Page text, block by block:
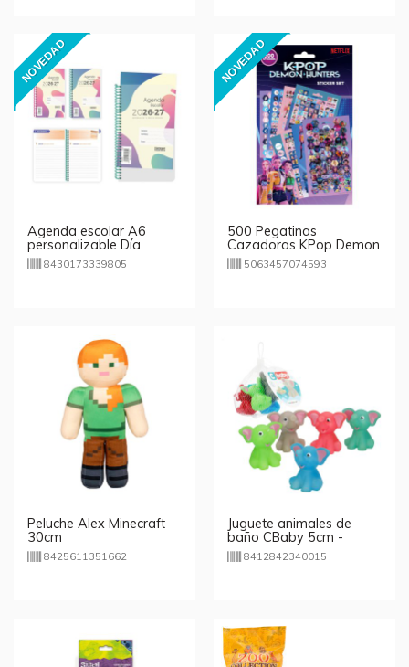
NOVEDAD
Agenda escolar A6
personalizable Día
Página 2026/2027
8430173339805
NOVEDAD
500 Pegatinas
Cazadoras KPop Demon
Hunters
5063457074593
Peluche Alex Minecraft
30cm
8425611351662
Juguete animales de
baño CBaby 5cm -
Elefantes
8412842340015